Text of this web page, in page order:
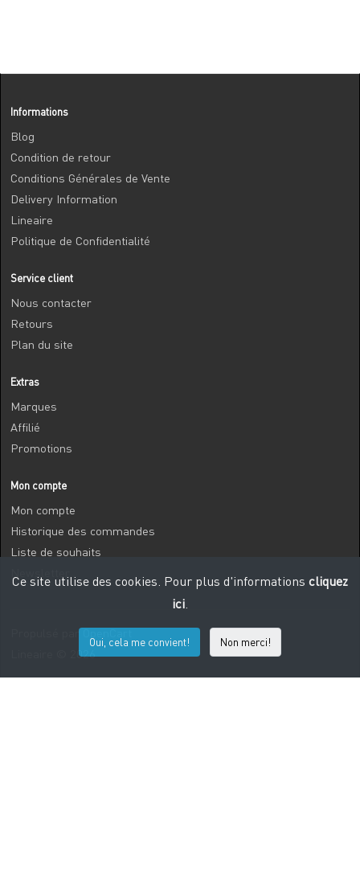
Informations
Blog
Condition de retour
Conditions Générales de Vente
Delivery Information
Lineaire
Politique de Confidentialité
Service client
Nous contacter
Retours
Plan du site
Extras
Marques
Affilié
Promotions
Mon compte
Mon compte
Historique des commandes
Liste de souhaits
Propulsé par
Lineaire © 2026
Ce site utilise des cookies. Pour plus d'informations cliquez
ici.
Oui, cela me convient! Non merci!